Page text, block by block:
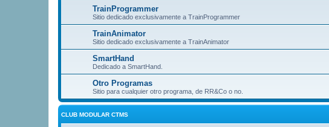
TrainProgrammer
Sitio dedicado exclusivamente a TrainProgrammer
TrainAnimator
Sitio dedicado exclusivamente a TrainAnimator
SmartHand
Dedicado a SmartHand.
Otro Programas
Sitio para cualquier otro programa, de RR&Co o no.
CLUB MODULAR CTMS